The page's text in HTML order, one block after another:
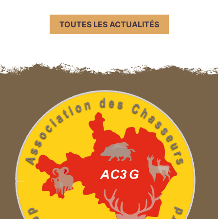
TOUTES LES ACTUALITÉS